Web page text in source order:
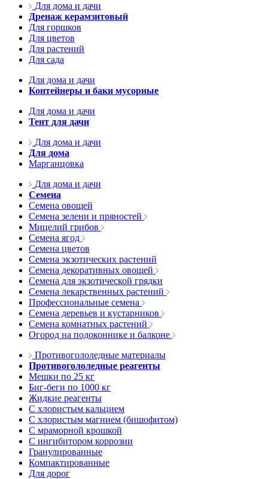
Для дома и дачи
Дренаж керамзитовый
Для горшков
Для цветов
Для растений
Для сада
Для дома и дачи
Контейнеры и баки мусорные
Для дома и дачи
Тент для дачи
Для дома и дачи
Для дома
Марганцовка
Для дома и дачи
Семена
Семена овощей
Семена зелени и пряностей
Мицелий грибов
Семена ягод
Семена цветов
Семена экзотических растений
Семена декоративных овощей
Семена для экзотической грядки
Семена лекарственных растений
Профессиональные семена
Семена деревьев и кустарников
Семена комнатных растений
Огород на подоконнике и балконе
Противогололедные материалы
Противогололедные реагенты
Мешки по 25 кг
Биг-беги по 1000 кг
Жидкие реагенты
С хлористым кальцием
С хлористым магнием (бишофитом)
С мраморной крошкой
С ингибитором коррозии
Гранулированные
Компактированные
Для дорог